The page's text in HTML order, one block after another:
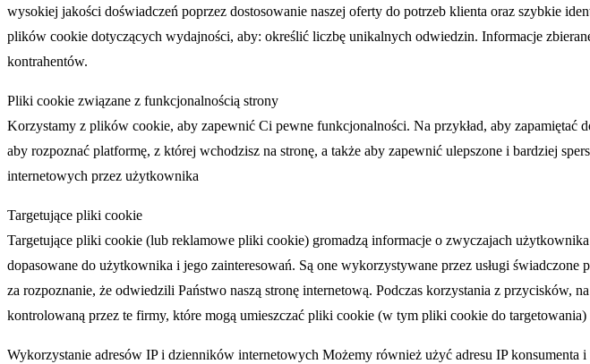
wysokiej jakości doświadczeń poprzez dostosowanie naszej oferty do potrzeb klienta oraz szybkie
plików cookie dotyczących wydajności, aby: określić liczbę unikalnych odwiedzin. Informacje
kontrahentów.
Pliki cookie związane z funkcjonalnością strony
Korzystamy z plików cookie, aby zapewnić Ci pewne funkcjonalności. Na przykład, aby
aby rozpoznać platformę, z której wchodzisz na stronę, a także aby zapewnić ulepszone i bardziej
internetowych przez użytkownika
Targetujące pliki cookie
Targetujące pliki cookie (lub reklamowe pliki cookie) gromadzą informacje o zwyczajach
dopasowane do użytkownika i jego zainteresowań. Są one wykorzystywane przez usługi
za rozpoznanie, że odwiedzili Państwo naszą stronę internetową. Podczas korzystania z
kontrolowaną przez te firmy, które mogą umieszczać pliki cookie (w tym pliki cookie do
Wykorzystanie adresów IP i dzienników internetowych Możemy również użyć adresu IP